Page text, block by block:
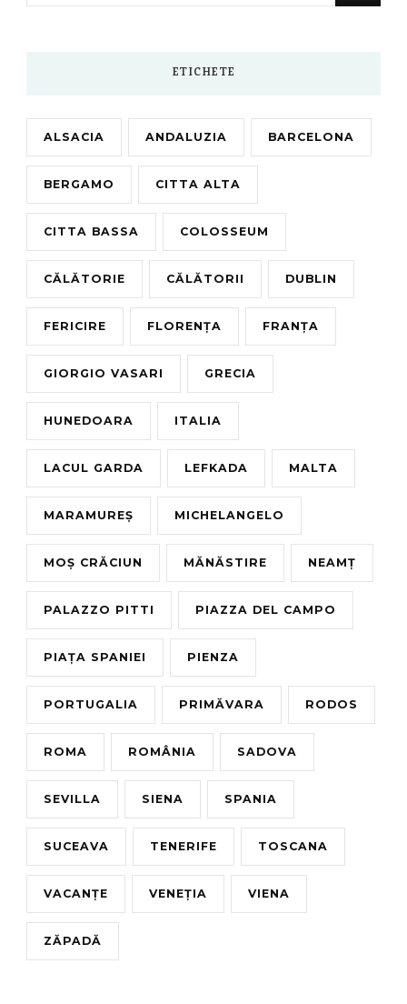
ETICHETE
ALSACIA ANDALUZIA BARCELONA
BERGAMO CITTA ALTA
CITTA BASSA COLOSSEUM
CĂLĂTORIE CĂLĂTORII DUBLIN
FERICIRE FLORENȚA FRANȚA
GIORGIO VASARI GRECIA
HUNEDOARA ITALIA
LACUL GARDA LEFKADA MALTA
MARAMUREȘ MICHELANGELO
MOȘ CRĂCIUN MĂNĂSTIRE NEAMȚ
PALAZZO PITTI PIAZZA DEL CAMPO
PIAȚA SPANIEI PIENZA
PORTUGALIA PRIMĂVARA RODOS
ROMA ROMÂNIA SADOVA
SEVILLA SIENA SPANIA
SUCEAVA TENERIFE TOSCANA
VACANȚE VENEȚIA VIENA
ZĂPADĂ